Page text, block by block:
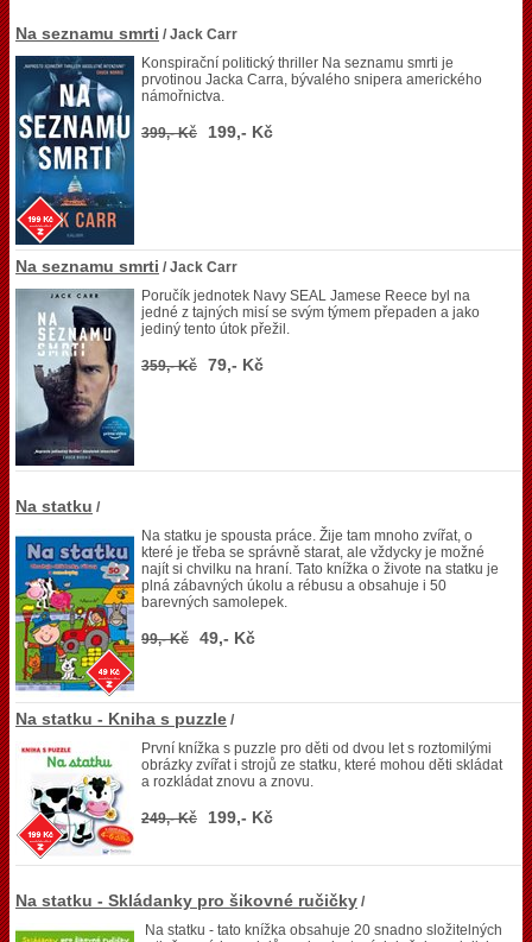
Na seznamu smrti / Jack Carr
Konspirační politický thriller Na seznamu smrti je
prvotinou Jacka Carra, bývalého snipera amerického
námořnictva.
399,- Kč 199,- Kč
Na seznamu smrti / Jack Carr
Poručík jednotek Navy SEAL Jamese Reece byl na
jedné z tajných misí se svým týmem přepaden a jako
jediný tento útok přežil.
359,- Kč 79,- Kč
Na statku /
Na statku je spousta práce. Žije tam mnoho zvířat, o
které je třeba se správně starat, ale vždycky je možné
najít si chvilku na hraní. Tato knížka o živote na statku je
plná zábavných úkolu a rébusu a obsahuje i 50
barevných samolepek.
99,- Kč 49,- Kč
Na statku - Kniha s puzzle /
První knížka s puzzle pro děti od dvou let s roztomilými
obrázky zvířat i strojů ze statku, které mohou děti skládat
a rozkládat znovu a znovu.
249,- Kč 199,- Kč
Na statku - Skládanky pro šikovné ručičky /
Na statku - tato knížka obsahuje 20 snadno složitelných